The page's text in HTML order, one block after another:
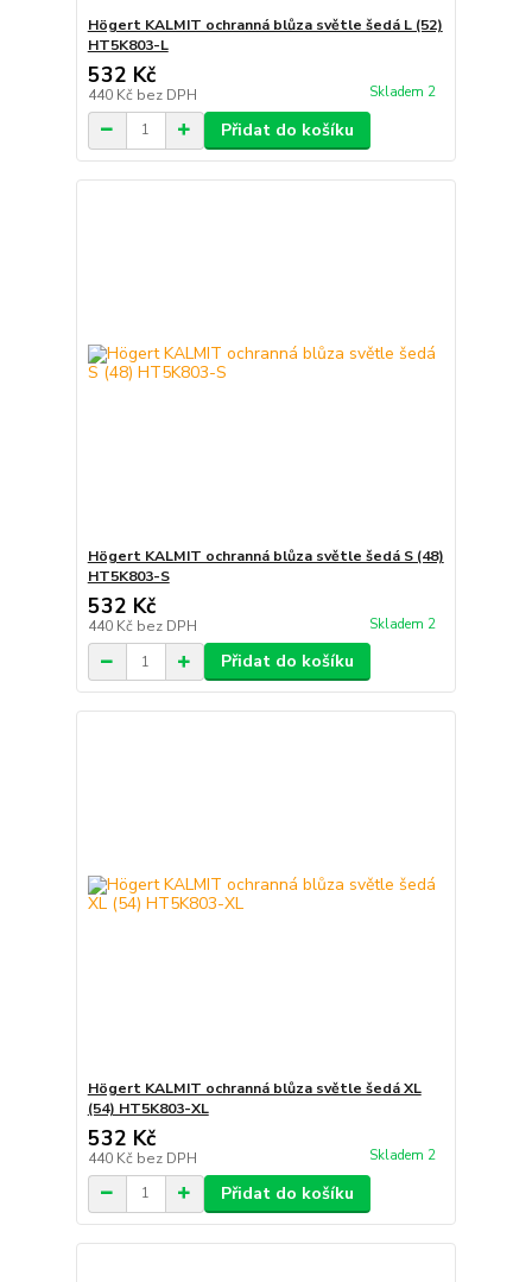
Högert KALMIT ochranná blůza světle šedá L (52)
HT5K803-L
532 Kč
440 Kč bez DPH Skladem 2
Přidat do košíku
Högert KALMIT ochranná blůza světle šedá S (48)
HT5K803-S
532 Kč
440 Kč bez DPH Skladem 2
Přidat do košíku
Högert KALMIT ochranná blůza světle šedá XL
(54) HT5K803-XL
532 Kč
440 Kč bez DPH Skladem 2
Přidat do košíku